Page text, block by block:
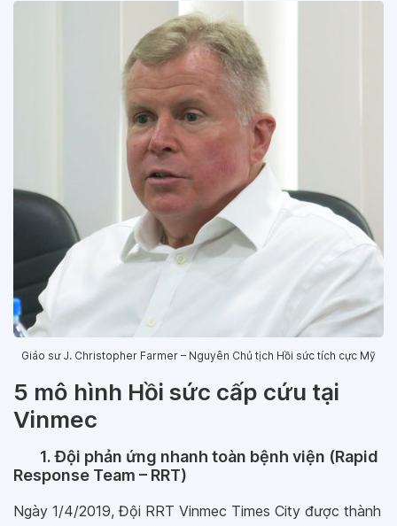
Giáo sư J. Christopher Farmer – Nguyên Chủ tịch Hồi sức tích cực Mỹ
5 mô hình Hồi sức cấp cứu tại
Vinmec
1. Đội phản ứng nhanh toàn bệnh viện (Rapid
Response Team – RRT)
Ngày 1/4/2019, Đội RRT Vinmec Times City được thành